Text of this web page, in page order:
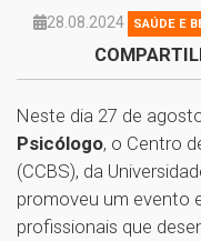
28.08.2024 SAÚDE E
Neste dia 27 de
Psicólogo, o Centro
(CCBS), da
promoveu um evento
profissionais que